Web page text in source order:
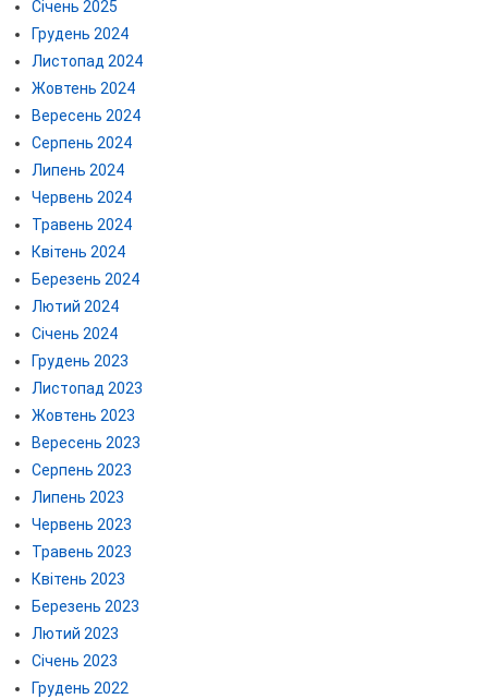
Січень 2025
Грудень 2024
Листопад 2024
Жовтень 2024
Вересень 2024
Серпень 2024
Липень 2024
Червень 2024
Травень 2024
Квітень 2024
Березень 2024
Лютий 2024
Січень 2024
Грудень 2023
Листопад 2023
Жовтень 2023
Вересень 2023
Серпень 2023
Липень 2023
Червень 2023
Травень 2023
Квітень 2023
Березень 2023
Лютий 2023
Січень 2023
Грудень 2022